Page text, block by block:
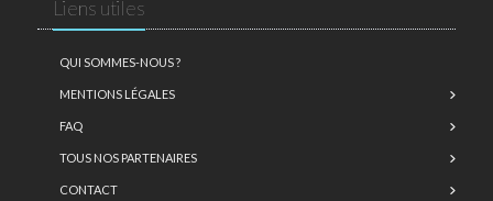
Liens utiles
QUI SOMMES-NOUS ?
MENTIONS LÉGALES
FAQ
TOUS NOS PARTENAIRES
CONTACT